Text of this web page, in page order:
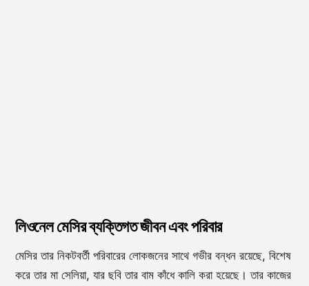
লিওনেল মেসির ব্যক্তিগত জীবন এবং পরিবার
মেসির তার নিকটবর্তী পরিবারের লোকজনের সাথে গভীর বন্ধন রয়েছে, বিশেষ
করে তার মা সেলিয়া, যার ছবি তার বাম কাঁধে কালি করা হয়েছে। তার কাজের